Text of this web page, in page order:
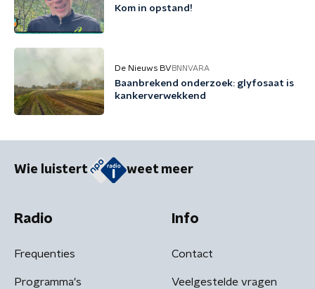
Kom in opstand!
De Nieuws BV BNNVARA
Baanbrekend onderzoek: glyfosaat is
kankerverwekkend
Wie luistert weet meer
Radio
Frequenties
Programma's
Info
Contact
Veelgestelde vragen